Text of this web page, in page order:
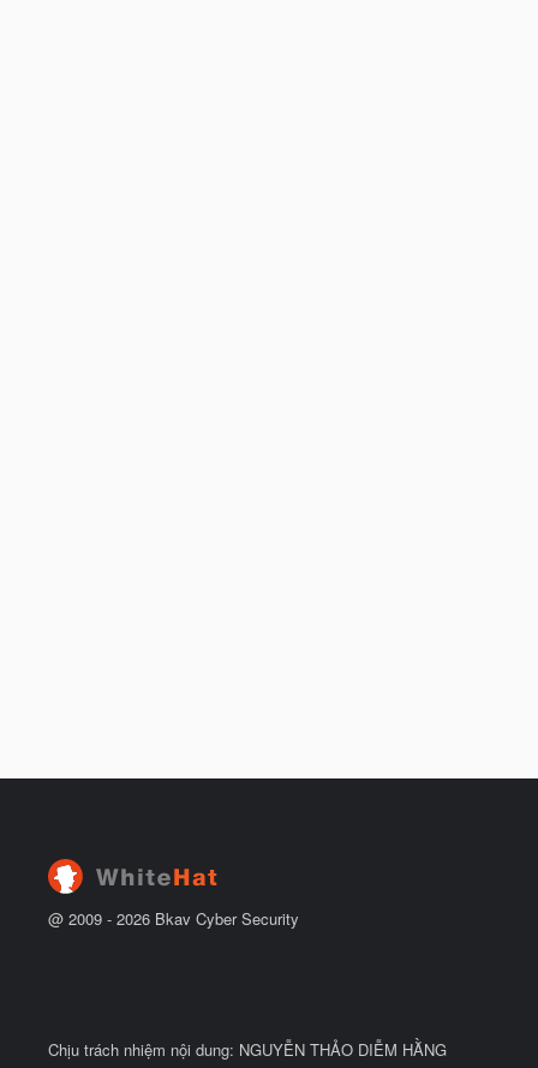
@ 2009 - 2026 Bkav Cyber Security
Chịu trách nhiệm nội dung: NGUYỄN THẢO DIỄM HẰNG